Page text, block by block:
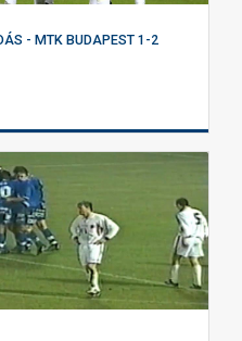
- MTK BUDAPEST 1-2